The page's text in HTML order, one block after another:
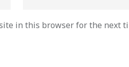
in this browser for the next